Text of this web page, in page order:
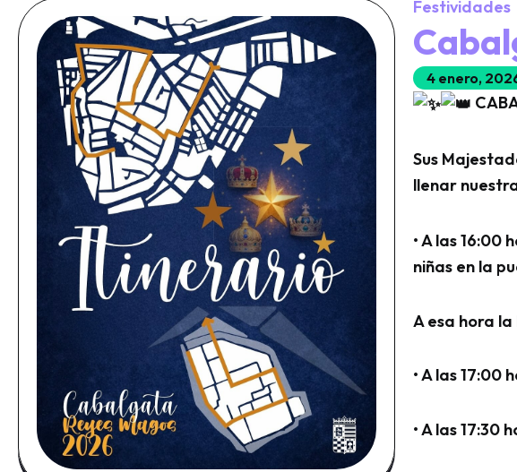
Festividades
4 enero,
Sus
llenar
• A las 16:00
niñas en la
A esa hora
• A las 17:00
• A las 17:30